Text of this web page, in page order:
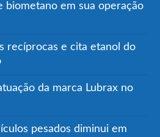
biometano em sua operação
recíprocas e cita etanol do
da marca Lubrax no
pesados diminui em